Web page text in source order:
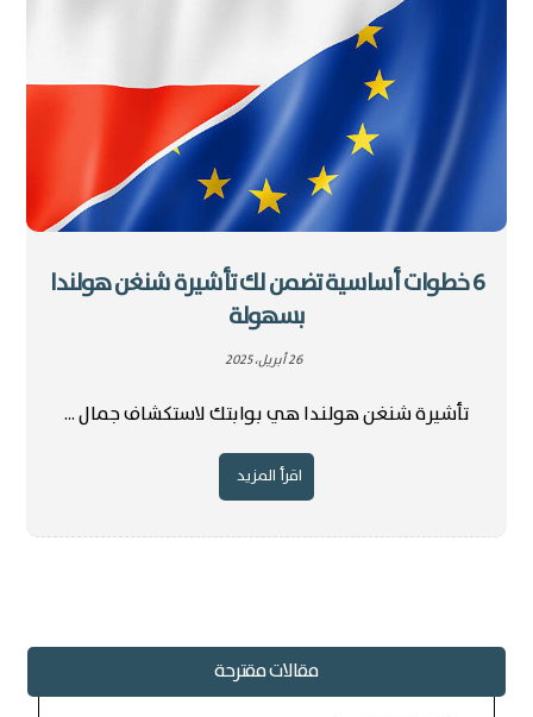
6 خطوات أساسية تضمن لك تأشيرة شنغن هولندا
بسهولة
26 أبريل، 2025
تأشيرة شنغن هولندا هي بوابتك لاستكشاف جمال ...
اقرأ المزيد
مقالات مقترحة